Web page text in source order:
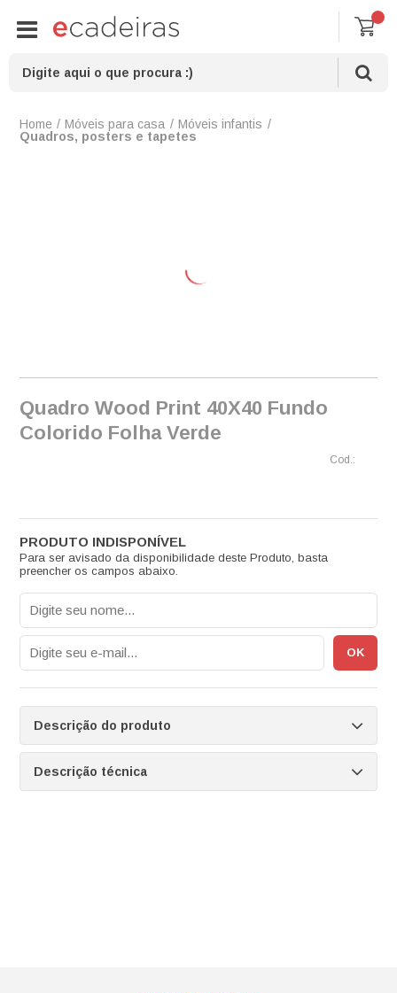
Móveis para casa
Móveis infantis
Quadros, posters e tapetes
Quadro Wood Print 40X40 Fundo
Colorido Folha Verde
Para ser avisado da disponibilidade deste Produto, basta
preencher os campos abaixo.
Descrição do produto
Descrição técnica